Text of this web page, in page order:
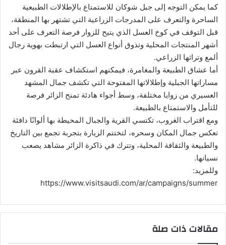
كما يمكن التوجه إلى جبل شوكان للاستمتاع بالإطلالات الطبيعية
الساحرة والتعرف على المدرجات الزراعية التي تشتهر بها المنطقة،
قبل التوقف في كوخ العسل الذي يتيح للزوار فرصة التعرف على أحد
أشهر المنتجات المحلية وتذوق أنواع العسل التي ارتبطت بهوية رجال
ألمع وتراثها الزراعي.
أما عشاق الطبيعة والمغامرة، فيمكنهم استكشاف عقبة القرون عبر
مساراتها الجبلية وإطلالاتها المفتوحة التي تكشف جمال المشهد
العسيري من زوايا مختلفة، وسط أجواء هادئة تمنح الزائر فرصة
للتأمل والاستمتاع بالطبيعة.
ومع اقتراب الغروب، تكتسي القرية والجبال المحيطة بها ألوانًا دافئة
تعكس جمال المكان وسحره، لتختتم الزيارة بتجربة تجمع بين التاريخ
والطبيعة والثقافة المحلية، وتترك في ذاكرة الزائر مشاهد يصعب
نسيانها.
وللمزيد:
https://www.visitsaudi.com/ar/campaigns/summer
مقالات ذات صلة